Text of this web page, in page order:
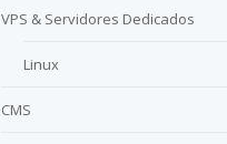
VPS & Servidores Dedicados
Linux
CMS